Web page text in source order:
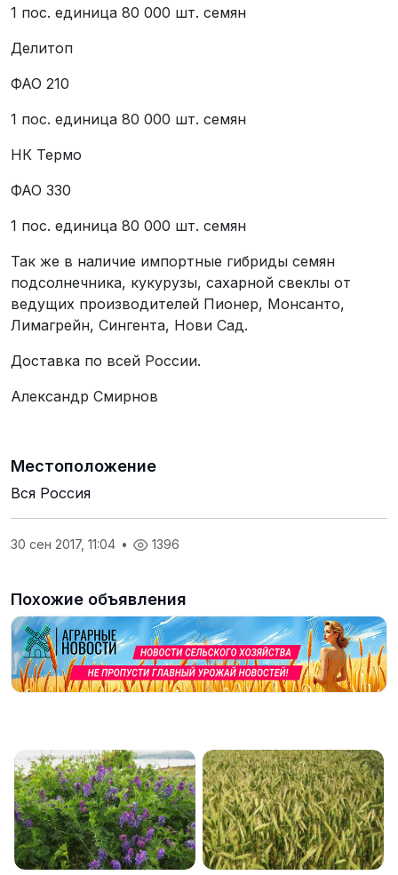
1 пос. единица 80 000 шт. семян
Делитоп
ФАО 210
1 пос. единица 80 000 шт. семян
НК Термо
ФАО 330
1 пос. единица 80 000 шт. семян
Так же в наличие импортные гибриды семян
подсолнечника, кукурузы, сахарной свеклы от
ведущих производителей Пионер, Монсанто,
Лимагрейн, Сингента, Нови Сад.
Доставка по всей России.
Александр Смирнов
Местоположение
Вся Россия
30 сен 2017, 11:04 • 1396
Похожие объявления